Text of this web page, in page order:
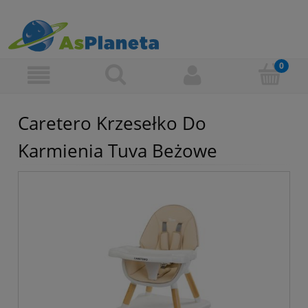
Caretero Krzesełko Do
Karmienia Tuva Beżowe